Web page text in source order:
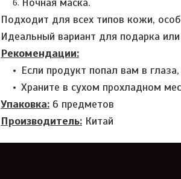
Подходит для всех типов кожи,
Идеальный вариант для подарка
Рекомендации:
Если продукт попал вам в
Храните в сухом прохладном
Упаковка: 6 предметов
Производитель: Китай